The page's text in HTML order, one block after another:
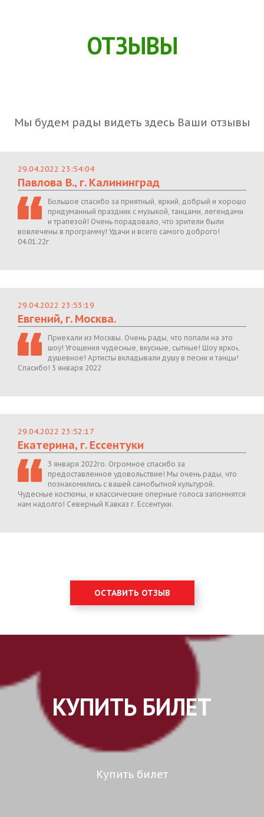
ОТЗЫВЫ
Мы будем рады видеть здесь Ваши отзывы
29.04.2022 23:54:04
Павлова В., г. Калининград
Большое спасибо за приятный, яркий, добрый и хорошо
придуманный праздник с музыкой, танцами, легендами
и трапезой! Очень порадовало, что зрители были
вовлечены в программу! Удачи и всего самого доброго!
04.01.22г
29.04.2022 23:53:19
Евгений, г. Москва.
Приехали из Москвы. Очень рады, что попали на это
шоу! Угощения чудесные, вкусные, сытные! Шоу яркое,
душевное! Артисты вкладывали душу в песни и танцы!
Спасибо! 5 января 2022
29.04.2022 23:52:17
Екатерина, г. Ессентуки
3 января 2022го. Огромное спасибо за
предоставленное удовольствие! Мы очень рады, что
познакомились с вашей самобытной культурой.
Чудесные костюмы, и классические оперные голоса запомнятся
нам надолго! Северный Кавказ г. Ессентуки.
ОСТАВИТЬ ОТЗЫВ
КУПИТЬ БИЛЕТ
Купить билет